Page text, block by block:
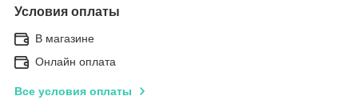
Условия оплаты
В магазине
Онлайн оплата
Все условия оплаты